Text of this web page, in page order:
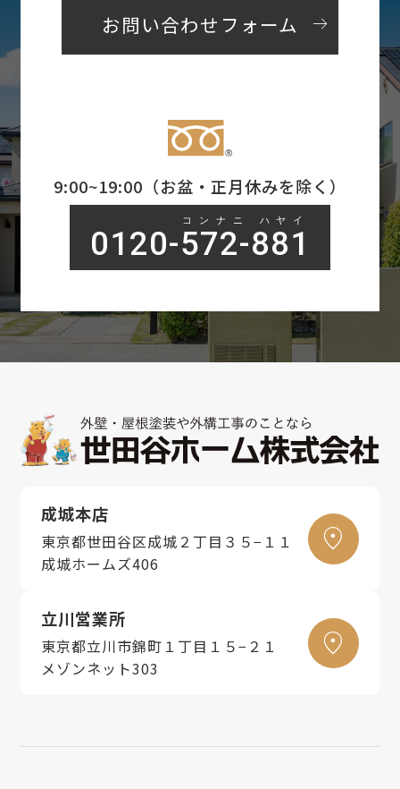
お問い合わせフォーム
arrow_right_alt
9:00~19:00（お盆・正月休みを除く）
コンナニ ハヤイ
0120-572-881
成城本店
東京都世田谷区成城２丁目３５−１１
成城ホームズ406
立川営業所
東京都立川市錦町１丁目１５−２１
メゾンネット303